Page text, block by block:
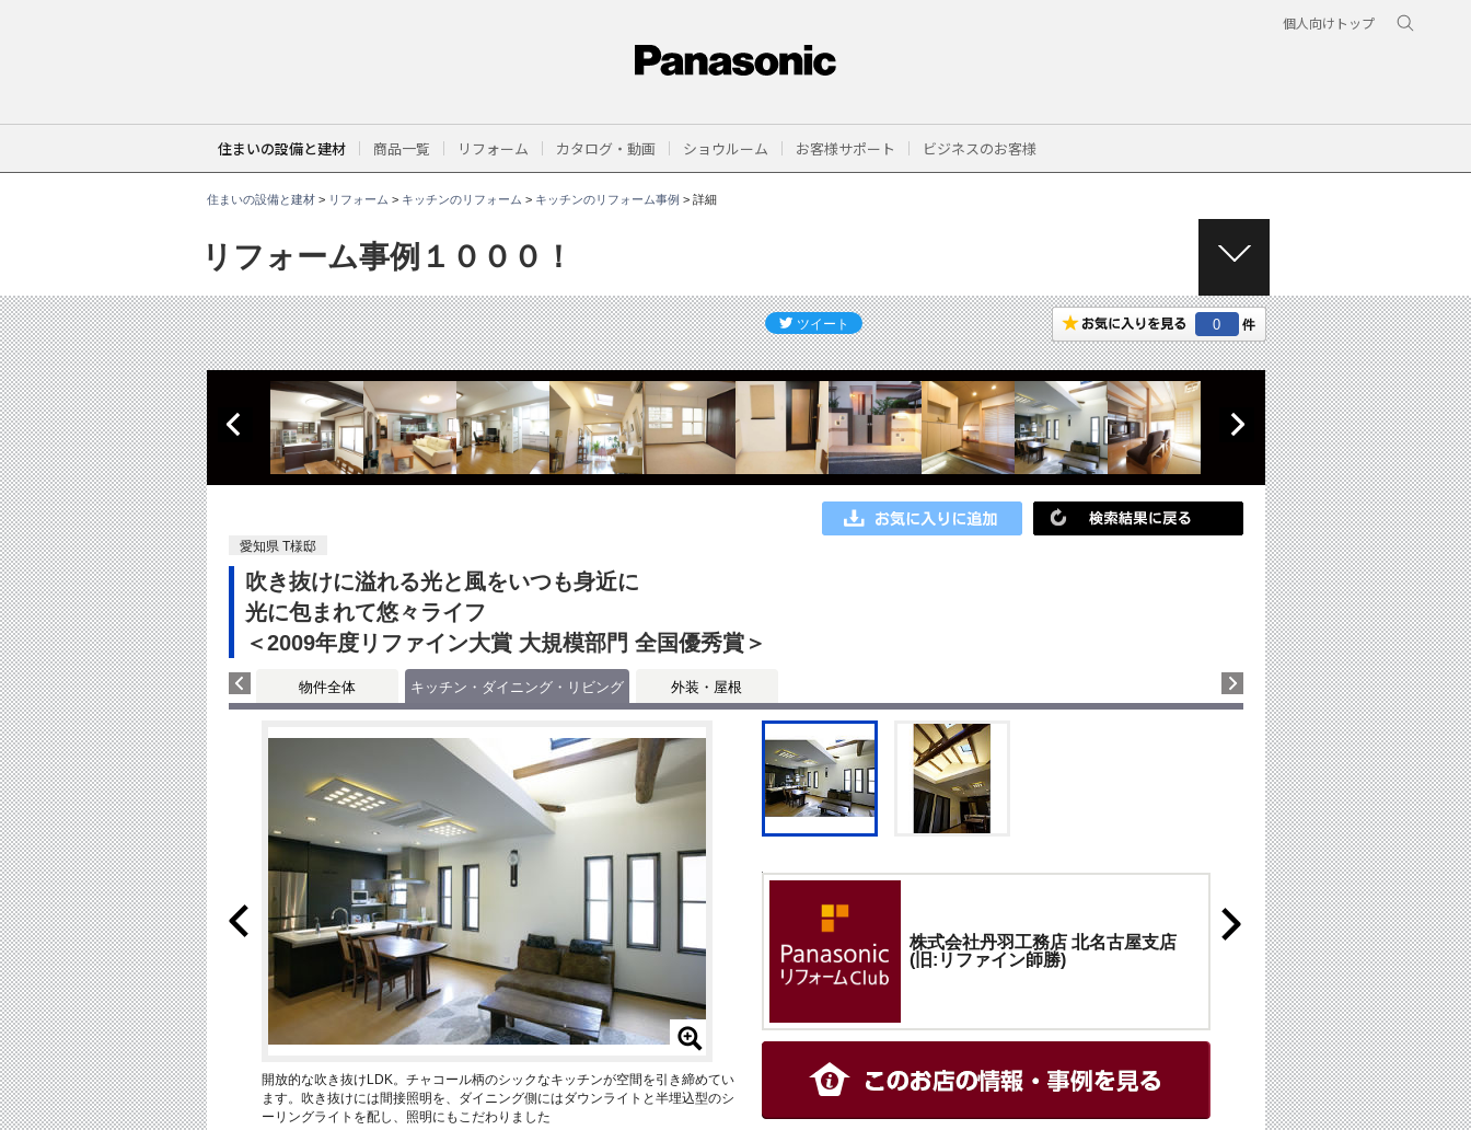
個人向けトップ
住まいの設備と建材 商品一覧 リフォーム カタログ・動画 ショウルーム お客様サポート ビジネスのお客様
住まいの設備と建材> リフォーム > キッチンのリフォーム > キッチンのリフォーム事例 > 詳細
リフォーム事例１０００！
E
N
。
0
愛知県 T様邸
吹き抜けに溢れる光と風をいつも身近に
光に包まれて悠々ライフ
＜2009年度リファイン大賞 大規模部門 全国優秀賞＞
物件全体 キッチン・ダイニング・リビング 外装・屋根
株式会社丹羽工務店 北名古屋支店
(旧:リファイン師勝)
開放的な吹き抜けLDK。チャコール柄のシックなキッチンが空間を引き締めてい
ます。吹き抜けには間接照明を、ダイニング側にはダウンライトと半埋込型のシ
ーリングライトを配し、照明にもこだわりました